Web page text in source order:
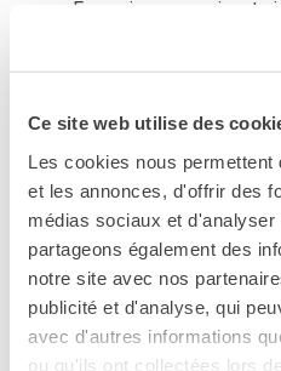
Ce site web utilise des
Les cookies nous
et les annonces, d'offrir des
médias sociaux et d'analyser
partageons également des
notre site avec nos
publicité et d'analyse, qui
avec d'autres informations
ou qu'ils ont collectées lors
Café
Farnèse à la page
Incontro italo-
mondo di
La Notte delle
Operazioni
PERCHÉ
Farnesiana, organizzata
.
giornalistaMarco Mottasul
loro ricadute
Pleaseaccept marketing-